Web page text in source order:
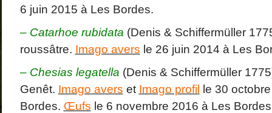
6 juin 2015 à Les Bordes.
– Catarhoe rubidata (Denis & Schiffermüller
roussâtre. Imago avers le 26 juin 2014 à Les
– Chesias legatella (Denis & Schiffermüller
Genêt. Imago avers et Imago profil
le 30
Bordes. Œufs le 6 novembre 2016 à Les